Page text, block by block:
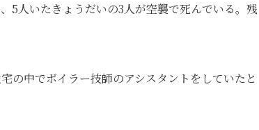
5人いたきょうだいの3人が空襲で死んでいる。残
の中でボイラー技師のアシスタントをしていたと